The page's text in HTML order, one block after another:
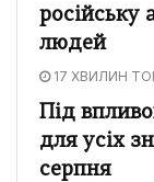
російську
людей
17 ХВИЛИН
Під
для усіх
серпня